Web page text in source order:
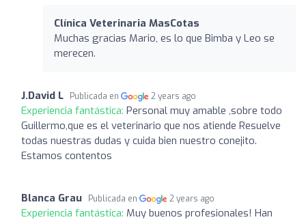
Clínica Veterinaria MasCotas
Muchas gracias Mario, es lo que Bimba y Leo se
merecen.
J.David L Publicada en 2 years ago
Experiencia fantástica: Personal muy amable ,sobre todo
Guillermo,que es el veterinario que nos atiende Resuelve
todas nuestras dudas y cuida bien nuestro conejito.
Estamos contentos
Blanca Grau Publicada en 2 years ago
Experiencia fantástica: Muy buenos profesionales! Han